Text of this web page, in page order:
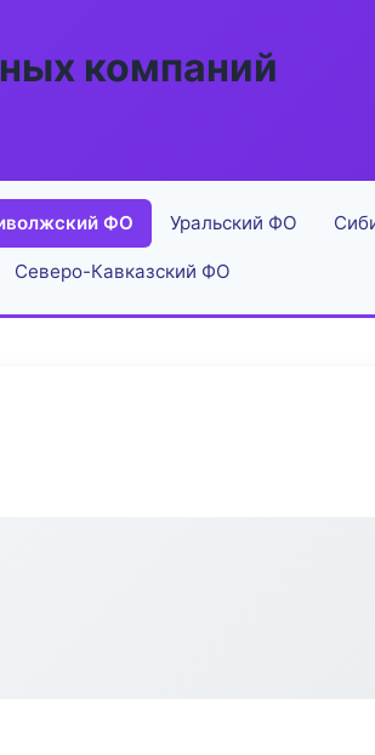
компаний
ФО Уральский ФО
Северо-Кавказский ФО